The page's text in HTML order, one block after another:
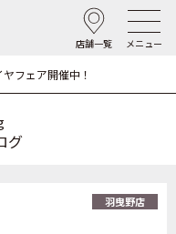
店舗一覧 メニュー
ヤフェア開催中！
グ
羽曳野店